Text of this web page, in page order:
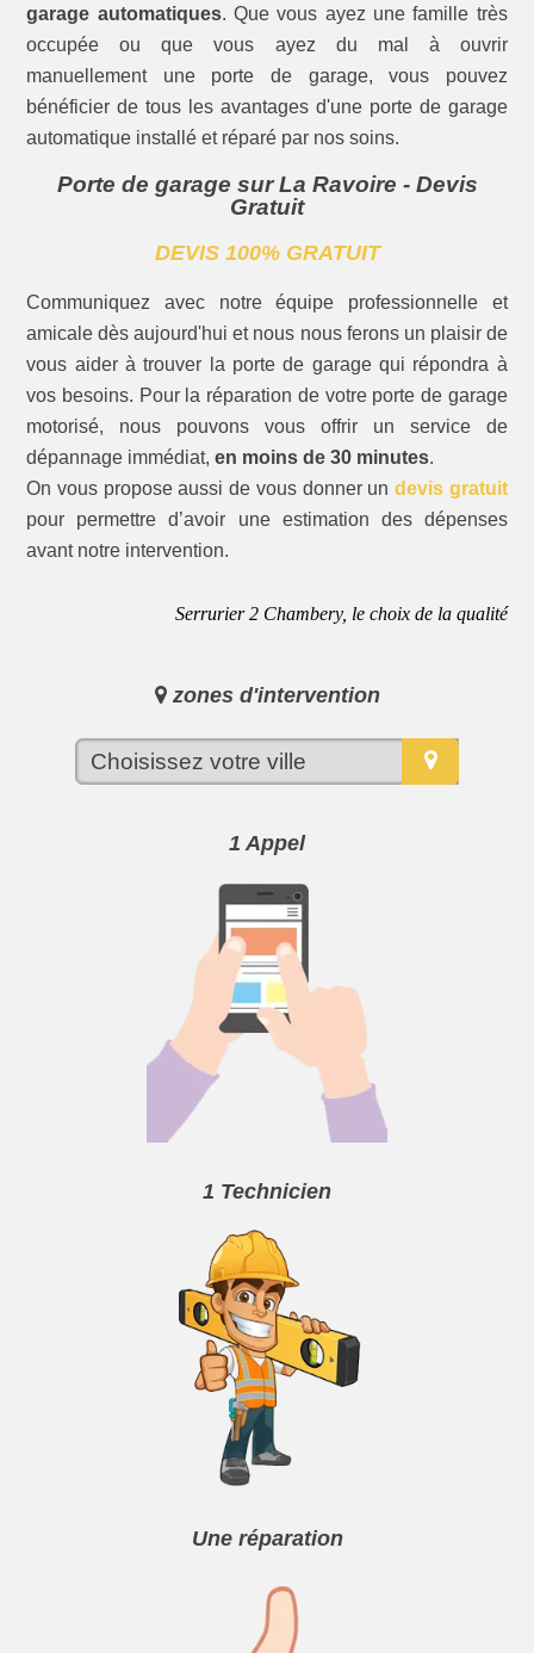
garage automatiques. Que vous ayez une famille très
occupée ou que vous ayez du mal à ouvrir
manuellement une porte de garage, vous pouvez
bénéficier de tous les avantages d'une porte de garage
automatique installé et réparé par nos soins.
Porte de garage sur La Ravoire - Devis
Gratuit
DEVIS 100% GRATUIT
Communiquez avec notre équipe professionnelle et
amicale dès aujourd'hui et nous nous ferons un plaisir de
vous aider à trouver la porte de garage qui répondra à
vos besoins. Pour la réparation de votre porte de garage
motorisé, nous pouvons vous offrir un service de
dépannage immédiat,en moins de 30 minutes.
On vous propose aussi de vous donner un devis gratuit
pour permettre d’avoir une estimation des dépenses
avant notre intervention.
Serrurier 2 Chambery, le choix de la qualité
zones d'intervention
1 Appel
1 Technicien
Une réparation